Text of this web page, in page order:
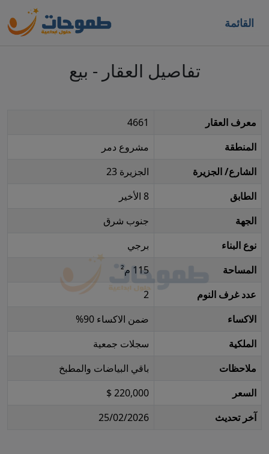
القائمة
تفاصيل العقار - بيع
معرف العقار
4661
المنطقة
مشروع دمر
الشارع/ الجزيرة
الجزيرة 23
الطابق
8 الأخير
الجهة
جنوب شرق
نوع البناء
برجي
المساحة
115 م²
عدد غرف النوم
2
الاكساء
ضمن الاكساء 90%
الملكية
سجلات جمعية
ملاحظات
باقي البياضات والمطبخ
السعر
220,000 $
آخر تحديث
25/02/2026